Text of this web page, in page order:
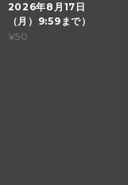
2026年8月17日
（月）9:59まで）
¥50